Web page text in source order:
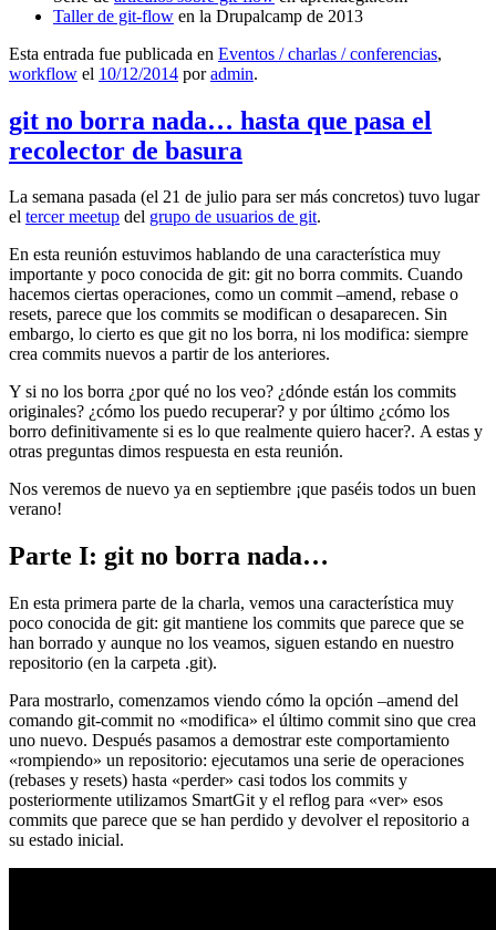
Taller de git-flow en la Drupalcamp de 2013
Esta entrada fue publicada en Eventos / charlas / conferencias,
workflow el 10/12/2014 poradmin.
git no borra nada… hasta que pasa el
recolector de basura
La semana pasada (el 21 de julio para ser más concretos) tuvo lugar
el tercer meetup del grupo de usuarios de git.
En esta reunión estuvimos hablando de una característica muy
importante y poco conocida de git: git no borra commits. Cuando
hacemos ciertas operaciones, como un commit –amend, rebase o
resets, parece que los commits se modifican o desaparecen. Sin
embargo, lo cierto es que git no los borra, ni los modifica: siempre
crea commits nuevos a partir de los anteriores.
Y si no los borra ¿por qué no los veo? ¿dónde están los commits
originales? ¿cómo los puedo recuperar? y por último ¿cómo los
borro definitivamente si es lo que realmente quiero hacer?. A estas y
otras preguntas dimos respuesta en esta reunión.
Nos veremos de nuevo ya en septiembre ¡que paséis todos un buen
verano!
Parte I: git no borra nada…
En esta primera parte de la charla, vemos una característica muy
poco conocida de git: git mantiene los commits que parece que se
han borrado y aunque no los veamos, siguen estando en nuestro
repositorio (en la carpeta .git).
Para mostrarlo, comenzamos viendo cómo la opción –amend del
comando git-commit no «modifica» el último commit sino que crea
uno nuevo. Después pasamos a demostrar este comportamiento
«rompiendo» un repositorio: ejecutamos una serie de operaciones
(rebases y resets) hasta «perder» casi todos los commits y
posteriormente utilizamos SmartGit y el reflog para «ver» esos
commits que parece que se han perdido y devolver el repositorio a
su estado inicial.